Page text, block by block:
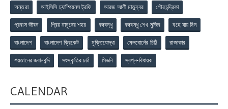
অন্তরা আইসিসি চ্যাম্পিয়নস ট্রফি আরজ আলী মাতুব্বর গৌরচন্দ্রিকা
প্রবাস জীবন প্রিয় মানুষের শহর বঙ্গবন্ধু বঙ্গবন্ধু শেখ মুজিব বহে যায় দিন
বাংলাদেশ বাংলাদেশ ক্রিকেট মুক্তিযোদ্ধা মেলবোর্নের চিঠি রাজাকার
শয়তানের জবানবন্দি সংস্কৃতির চর্চা সিডনি স্বপ্ন-বিধায়ক
CALENDAR